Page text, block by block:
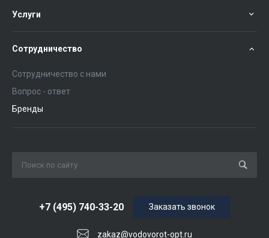
Услуги
Сотрудничество
Сотрудничество с нами
Вопрос - ответ
Бренды
+7 (495) 740-33-20
zakaz@vodovorot-opt.ru
Заказать звонок